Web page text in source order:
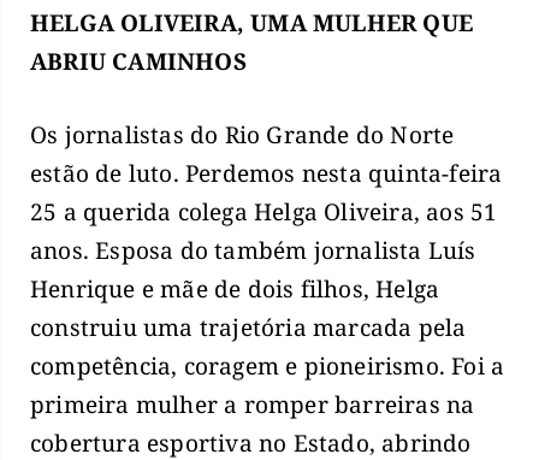
HELGA OLIVEIRA, UMA MULHER QUE
ABRIU CAMINHOS
Os jornalistas do Rio Grande do Norte
estão de luto. Perdemos nesta quinta-feira
25 a querida colega Helga Oliveira, aos 51
anos. Esposa do também jornalista Luís
Henrique e mãe de dois filhos, Helga
construiu uma trajetória marcada pela
competência, coragem e pioneirismo. Foi a
primeira mulher a romper barreiras na
cobertura esportiva no Estado, abrindo